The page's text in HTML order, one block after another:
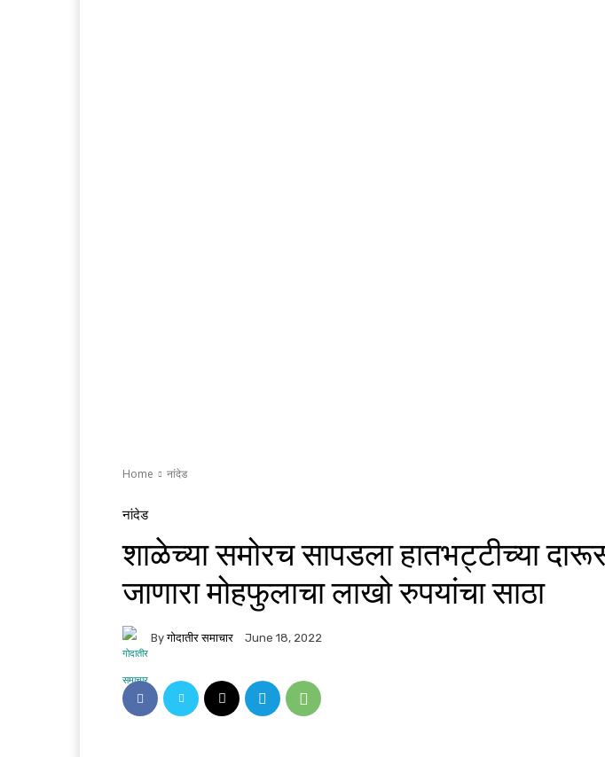
Home नांदेड
नांदेड
शाळेच्या समोरच सापडला हातभट्टीच्या
जाणारा मोहफुलाचा लाखो रुपयांचा साठा
By गोदातीर समाचार June 18, 2022